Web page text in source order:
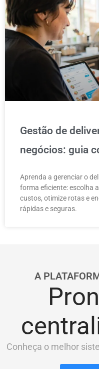
Gestão de
negócios: guia
Aprenda a gerenciar o
forma eficiente: escolha
custos, otimize rotas e
rápidas e seguras.
A
Conheça o melhor